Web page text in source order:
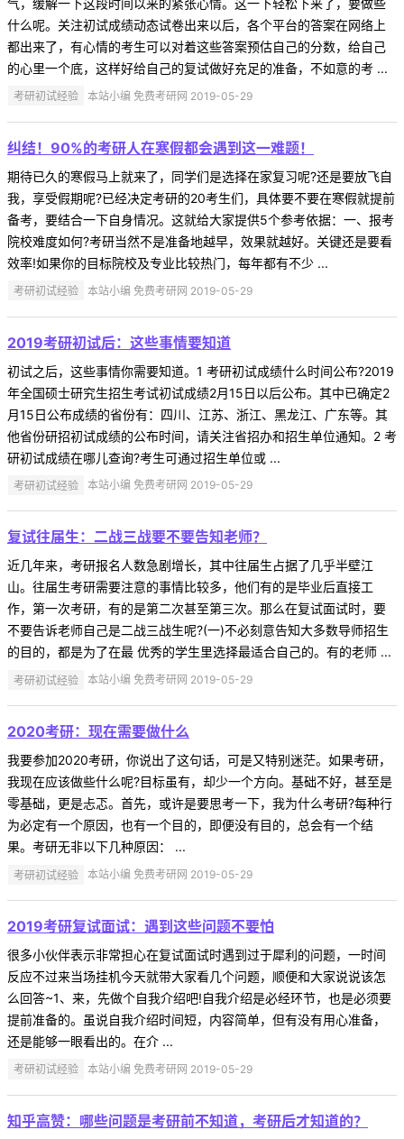
气，缓解一下这段时间以来的紧张心情。这一下轻松下来了，要做些
什么呢。关注初试成绩动态试卷出来以后，各个平台的答案在网络上
都出来了，有心情的考生可以对着这些答案预估自己的分数，给自己
的心里一个底，这样好给自己的复试做好充足的准备，不如意的考 ...
考研初试经验 本站小编 免费考研网 2019-05-29
纠结！90%的考研人在寒假都会遇到这一难题！
期待已久的寒假马上就来了，同学们是选择在家复习呢?还是要放飞自
我，享受假期呢?已经决定考研的20考生们，具体要不要在寒假就提前
备考，要结合一下自身情况。这就给大家提供5个参考依据：一、报考
院校难度如何?考研当然不是准备地越早，效果就越好。关键还是要看
效率!如果你的目标院校及专业比较热门，每年都有不少 ...
考研初试经验 本站小编 免费考研网 2019-05-29
2019考研初试后：这些事情要知道
初试之后，这些事情你需要知道。1 考研初试成绩什么时间公布?2019
年全国硕士研究生招生考试初试成绩2月15日以后公布。其中已确定2
月15日公布成绩的省份有：四川、江苏、浙江、黑龙江、广东等。其
他省份研招初试成绩的公布时间，请关注省招办和招生单位通知。2 考
研初试成绩在哪儿查询?考生可通过招生单位或 ...
考研初试经验 本站小编 免费考研网 2019-05-29
复试往届生：二战三战要不要告知老师？
近几年来，考研报名人数急剧增长，其中往届生占据了几乎半壁江
山。往届生考研需要注意的事情比较多，他们有的是毕业后直接工
作，第一次考研，有的是第二次甚至第三次。那么在复试面试时，要
不要告诉老师自己是二战三战生呢?(一)不必刻意告知大多数导师招生
的目的，都是为了在最 优秀的学生里选择最适合自己的。有的老师 ...
考研初试经验 本站小编 免费考研网 2019-05-29
2020考研：现在需要做什么
我要参加2020考研，你说出了这句话，可是又特别迷茫。如果考研，
我现在应该做些什么呢?目标虽有，却少一个方向。基础不好，甚至是
零基础，更是忐忑。首先，或许是要思考一下，我为什么考研?每种行
为必定有一个原因，也有一个目的，即便没有目的，总会有一个结
果。考研无非以下几种原因： ...
考研初试经验 本站小编 免费考研网 2019-05-29
2019考研复试面试：遇到这些问题不要怕
很多小伙伴表示非常担心在复试面试时遇到过于犀利的问题，一时间
反应不过来当场挂机今天就带大家看几个问题，顺便和大家说说该怎
么回答~1、来，先做个自我介绍吧!自我介绍是必经环节，也是必须要
提前准备的。虽说自我介绍时间短，内容简单，但有没有用心准备，
还是能够一眼看出的。在介 ...
考研初试经验 本站小编 免费考研网 2019-05-29
知乎高赞：哪些问题是考研前不知道，考研后才知道的？